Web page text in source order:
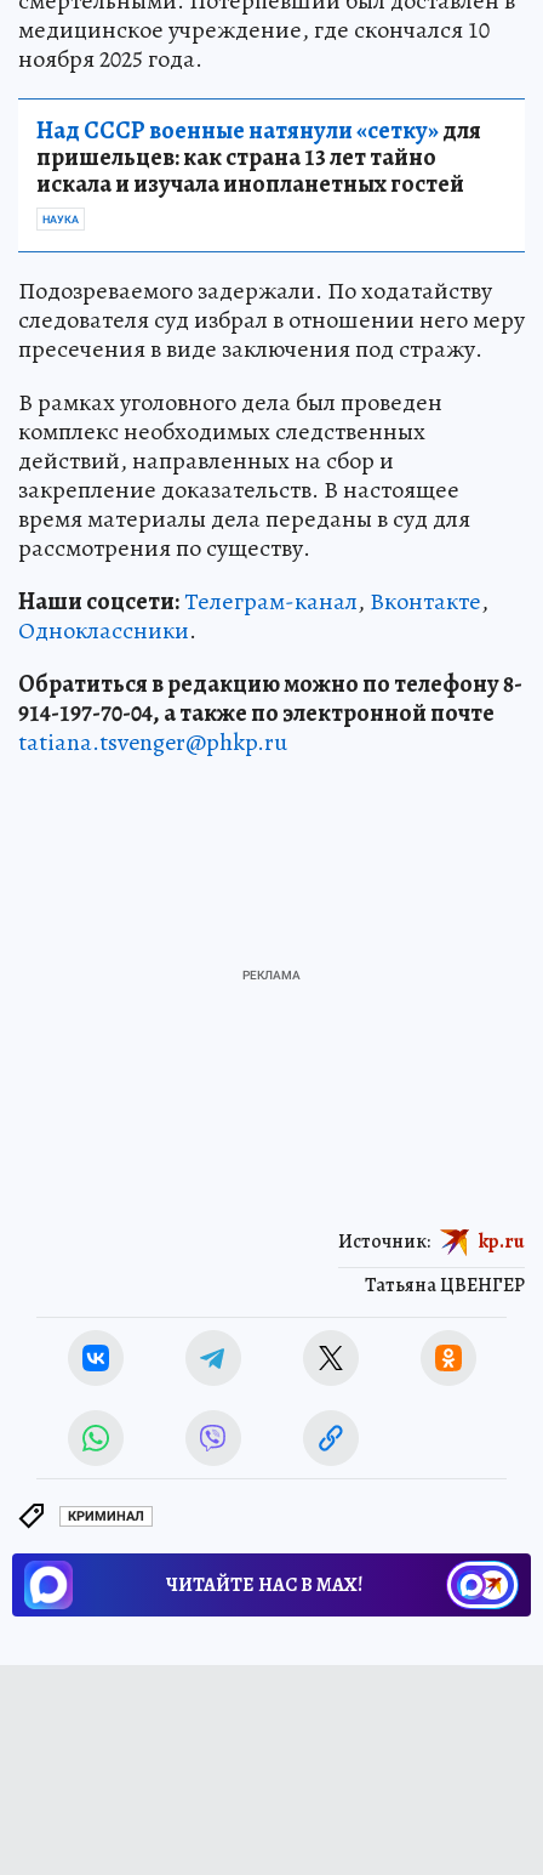
медицинское учреждение, где скончался 10
ноября 2025 года.
Над СССР военные натянули «сетку»для
пришельцев: как страна 13 лет тайно
искала и изучала инопланетных гостей
НАУКА
Подозреваемого задержали. По ходатайству
следователя суд избрал в отношении него меру
пресечения в виде заключения под стражу.
В рамках уголовного дела был проведен
комплекс необходимых следственных
действий, направленных на сбор и
закрепление доказательств. В настоящее
время материалы дела переданы в суд для
рассмотрения по существу.
Наши соцсети:Телеграм-канал, Вконтакте,
Одноклассники.
Обратиться в редакцию можно по телефону 8-
914-197-70-04, а также по электронной почте
tatiana.tsvenger@phkp.ru
Татьяна ЦВЕНГЕР
Источник: kp.ru
КРИМИНАЛ
ЧИТАЙТЕ НАС В МАХ!